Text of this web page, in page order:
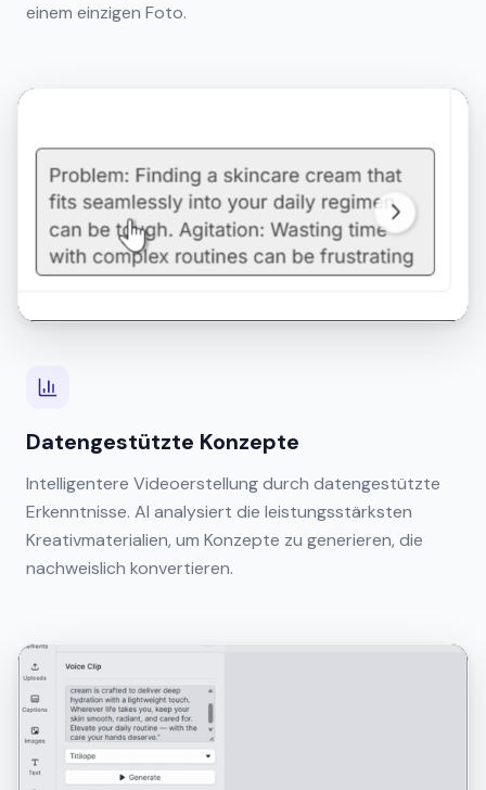
einem einzigen Foto.
Datengestützte Konzepte
Intelligentere Videoerstellung durch datengestützte
Erkenntnisse. AI analysiert die leistungsstärksten
Kreativmaterialien, um Konzepte zu generieren, die
nachweislich konvertieren.